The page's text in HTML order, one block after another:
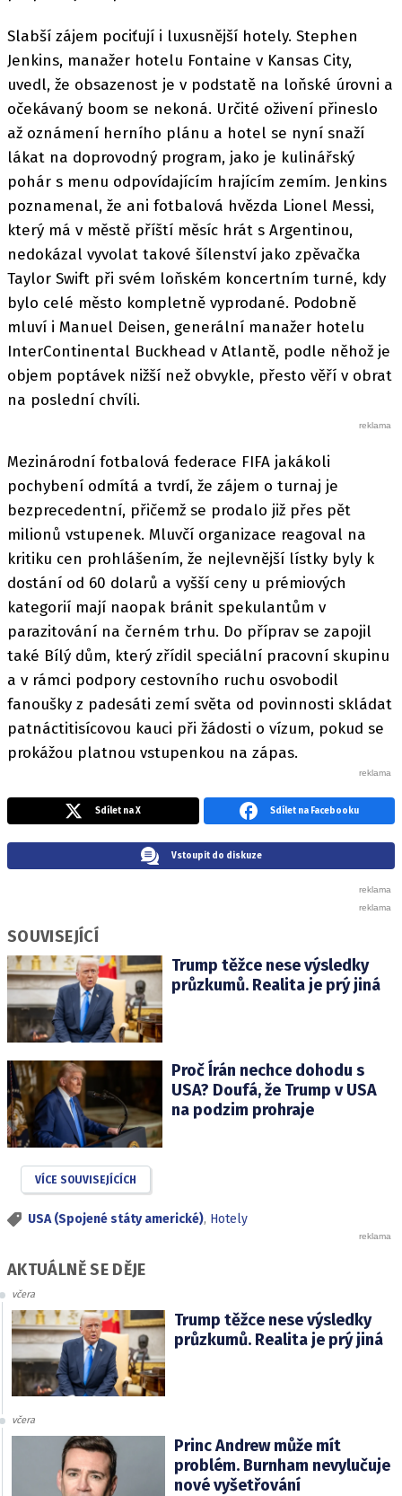
Slabší zájem pociťují i luxusnější hotely. Stephen
Jenkins, manažer hotelu Fontaine v Kansas City,
uvedl, že obsazenost je v podstatě na loňské úrovni a
očekávaný boom se nekoná. Určité oživení přineslo
až oznámení herního plánu a hotel se nyní snaží
lákat na doprovodný program, jako je kulinářský
pohár s menu odpovídajícím hrajícím zemím. Jenkins
poznamenal, že ani fotbalová hvězda Lionel Messi,
který má v městě příští měsíc hrát s Argentinou,
nedokázal vyvolat takové šílenství jako zpěvačka
Taylor Swift při svém loňském koncertním turné, kdy
bylo celé město kompletně vyprodané. Podobně
mluví i Manuel Deisen, generální manažer hotelu
InterContinental Buckhead v Atlantě, podle něhož je
objem poptávek nižší než obvykle, přesto věří v obrat
na poslední chvíli.
Mezinárodní fotbalová federace FIFA jakákoli
pochybení odmítá a tvrdí, že zájem o turnaj je
bezprecedentní, přičemž se prodalo již přes pět
milionů vstupenek. Mluvčí organizace reagoval na
kritiku cen prohlášením, že nejlevnější lístky byly k
dostání od 60 dolarů a vyšší ceny u prémiových
kategorií mají naopak bránit spekulantům v
parazitování na černém trhu. Do příprav se zapojil
také Bílý dům, který zřídil speciální pracovní skupinu
a v rámci podpory cestovního ruchu osvobodil
fanoušky z padesáti zemí světa od povinnosti skládat
patnáctitisícovou kauci při žádosti o vízum, pokud se
prokážou platnou vstupenkou na zápas.
Sdílet na X Sdílet na Facebooku
Vstoupit do diskuze
SOUVISEJÍCÍ
Trump těžce nese výsledky
průzkumů. Realita je prý jiná
Proč Írán nechce dohodu s
USA? Doufá, že Trump v USA
na podzim prohraje
VÍCE SOUVISEJÍCÍCH
USA (Spojené státy americké), Hotely
AKTUÁLNĚ SE DĚJE
včera
Trump těžce nese výsledky
průzkumů. Realita je prý jiná
včera
Princ Andrew může mít
problém. Burnham nevylučuje
nové vyšetřování